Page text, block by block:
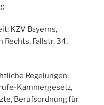
KZV Bayerns,
Fallstr. 34,
Regelungen:
Kammergesetz,
Berufsordnung für